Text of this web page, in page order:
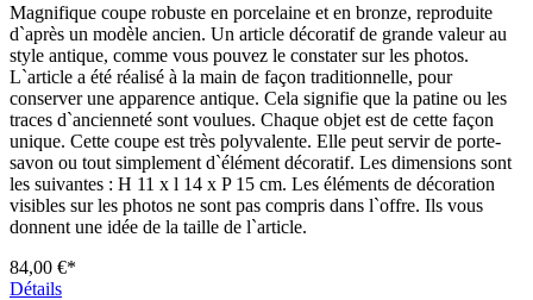
Magnifique coupe robuste en porcelaine et en bronze, reproduite
d`après un modèle ancien. Un article décoratif de grande valeur au
style antique, comme vous pouvez le constater sur les photos.
L`article a été réalisé à la main de façon traditionnelle, pour
conserver une apparence antique. Cela signifie que la patine ou les
traces d`ancienneté sont voulues. Chaque objet est de cette façon
unique. Cette coupe est très polyvalente. Elle peut servir de porte-
savon ou tout simplement d`élément décoratif. Les dimensions sont
les suivantes : H 11 x l 14 x P 15 cm. Les éléments de décoration
visibles sur les photos ne sont pas compris dans l`offre. Ils vous
donnent une idée de la taille de l`article.
84,00 €*
Détails